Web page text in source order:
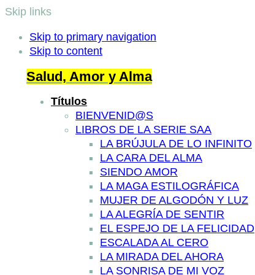
Skip links
Skip to primary navigation
Skip to content
Salud, Amor y Alma
Títulos
BIENVENID@S
LIBROS DE LA SERIE SAA
LA BRÚJULA DE LO INFINITO
LA CARA DEL ALMA
SIENDO AMOR
LA MAGA ESTILOGRÁFICA
MUJER DE ALGODÓN Y LUZ
LA ALEGRÍA DE SENTIR
EL ESPEJO DE LA FELICIDAD
ESCALADA AL CERO
LA MIRADA DEL AHORA
LA SONRISA DE MI VOZ